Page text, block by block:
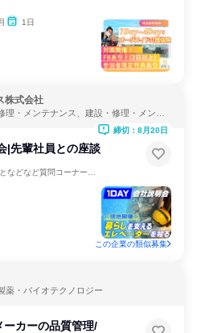
1日
株式会社
理・メンテナンス、建設・修理・メンテ
|先輩社員との座談
締切：8月20日
この企業の類似募集
薬・バイオテクノロジー
ーカーの品質管理/